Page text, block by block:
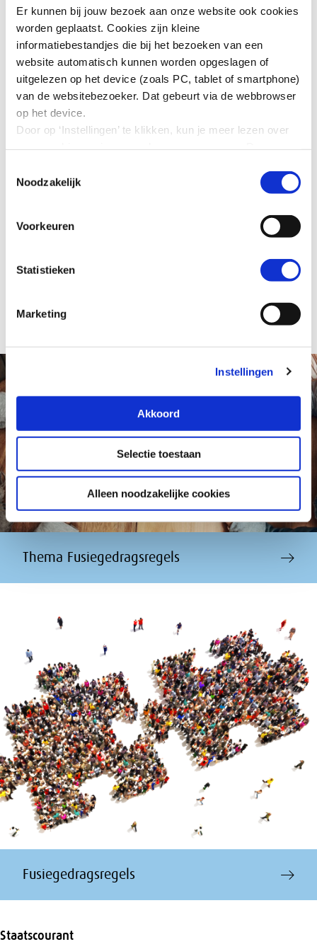
Er kunnen bij jouw bezoek aan onze website ook cookies
worden geplaatst. Cookies zijn kleine
informatiebestandjes die bij het bezoeken van een
website automatisch kunnen worden opgeslagen of
uitgelezen op het device (zoals PC, tablet of smartphone)
van de websitebezoeker. Dat gebeurt via de webbrowser
op het device.
Door op ‘Instellingen’ te klikken, kun je meer lezen over
alle cookies zoals omschreven in onze cookieverklaring
in deze cookiebanner. Door op ‘Alleen noodzakelijke
noodzakelijke cookies.
lezen in onze
Noodzakelijk
Voorkeuren
Statistieken
Marketing
Instellingen
Akkoord
Selectie toestaan
Alleen noodzakelijke cookies
(Youtube)
Thema Fusiegedragsregels
Fusiegedragsregels
Staatscourant